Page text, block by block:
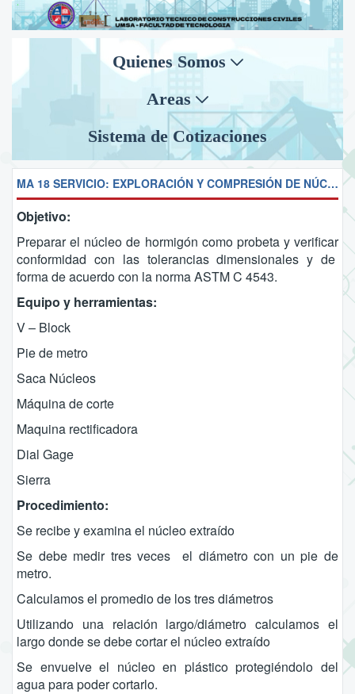
Quienes Somos
Areas
Sistema de Cotizaciones
MA 18 SERVICIO: EXPLORACIÓN Y COMPRESIÓN DE NÚCLEO DE Hº DE 4” (NO INCLUYE SERVICIO DE CAMPO) (ASTM D4543)
Objetivo:
Preparar el núcleo de hormigón como probeta y verificar
conformidad con las tolerancias dimensionales y de
forma de acuerdo con la norma ASTM C 4543.
Equipo y herramientas:
V – Block
Pie de metro
Saca Núcleos
Máquina de corte
Maquina rectificadora
Dial Gage
Sierra
Procedimiento:
Se recibe y examina el núcleo extraído
Se debe medir tres veces el diámetro con un pie de
metro.
Calculamos el promedio de los tres diámetros
Utilizando una relación largo/diámetro calculamos el
largo donde se debe cortar el núcleo extraído
Se envuelve el núcleo en plástico protegiéndolo del
agua para poder cortarlo.